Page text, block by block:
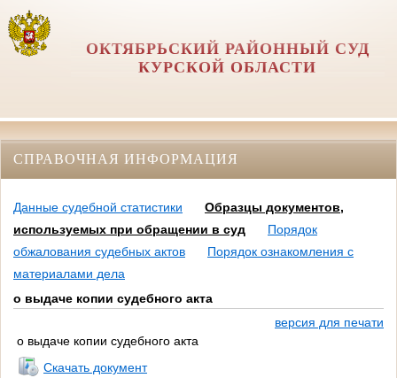
ОКТЯБРЬСКИЙ РАЙОННЫЙ СУД
КУРСКОЙ ОБЛАСТИ
СПРАВОЧНАЯ ИНФОРМАЦИЯ
Данные судебной статистики
Образцы документов,
используемых при обращении в суд
Порядок
обжалования судебных актов
Порядок ознакомления с
материалами дела
о выдаче копии судебного акта
версия для печати
о выдаче копии судебного акта
Скачать документ